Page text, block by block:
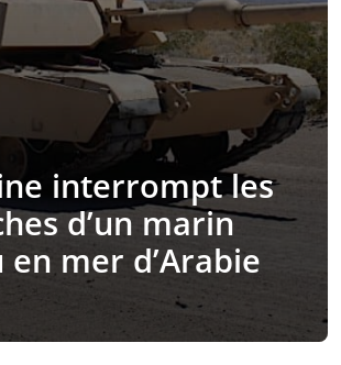
interrompt les
d’un marin
mer d’Arabie